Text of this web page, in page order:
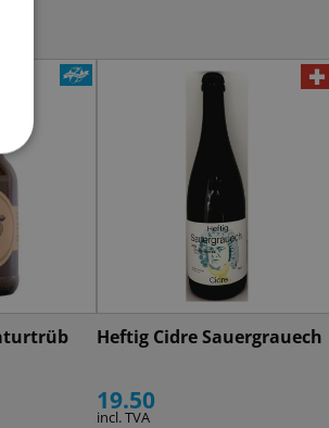
Heftig Cidre Sauergrauech
19.50
incl. TVA